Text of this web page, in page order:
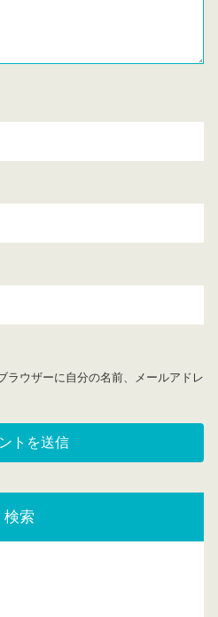
ラウザーに自分の名前、メールアドレ
検索